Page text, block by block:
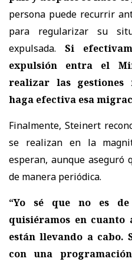
persona puede recurrir
para regularizar su
expulsada. Si
expulsión entra el
realizar las gestiones
haga efectiva esa
Finalmente, Steinert
se realizan en la
esperan, aunque aseguró
de manera periódica.
“Yo sé que no es
quisiéramos en
están llevando a cabo.
con una